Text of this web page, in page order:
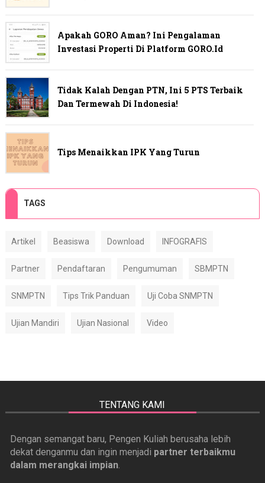
Apakah GORO Aman? Ini Pengalaman
Investasi Properti Di Platform GORO.id
Tidak Kalah Dengan PTN, Ini 5 PTS Terbaik
Dan Termewah Di Indonesia!
Tips Menaikkan IPK Yang Turun
TAGS
Artikel Beasiswa Download INFOGRAFIS
Partner Pendaftaran Pengumuman SBMPTN
SNMPTN Tips Trik Panduan Uji Coba SNMPTN
Ujian Mandiri Ujian Nasional Video
TENTANG KAMI
Dengan semangat baru, Pengen Kuliah berusaha lebih
dekat denganmu dan ingin menjadi partner terbaikmu
dalam merangkai impian.